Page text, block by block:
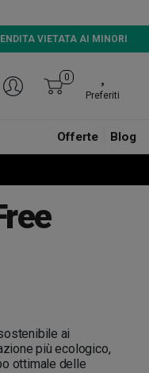
VIETATA AI MINORI
0
Preferiti
Offerte Blog
ai
più ecologico,
ottimale delle